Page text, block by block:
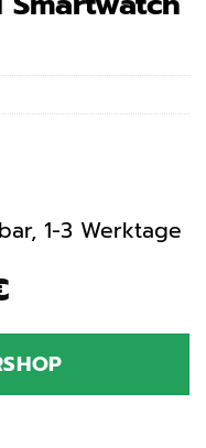
€
Aktueller
ist:
58,55 €.
1-3 Werktage